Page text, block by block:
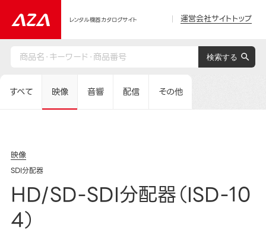
レンタル機器カタログサイト 運営会社サイトトップ
すべて 映像 音響 配信 その他
映像
SDI分配器
HD/SD-SDI分配器（ISD-10
4）